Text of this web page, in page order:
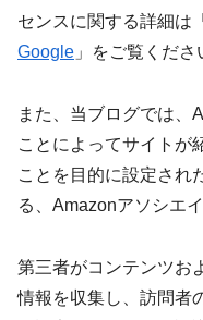
センスに関する詳細は「
Google 」をご覧くださ
また、当ブログでは、
ことによってサイトが
ことを目的に設定され
る、Amazonアソシエ
第三者がコンテンツお
情報を収集し、訪問者